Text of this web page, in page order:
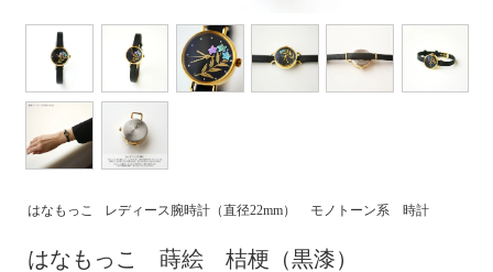
はなもっこ レディース腕時計（直径22mm） モノトーン系 時計
はなもっこ 蒔絵 桔梗（黒漆）